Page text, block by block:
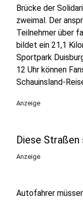
Brücke der
zweimal. Der
Teilnehmer über
bildet ein 21,1
Sportpark
12 Uhr können
Schauinsland-
Anzeige
Diese
Anzeige
Autofahrer